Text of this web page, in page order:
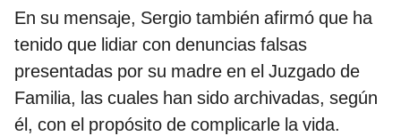
En su mensaje, Sergio también afirmó que ha
tenido que lidiar con denuncias falsas
presentadas por su madre en el Juzgado de
Familia, las cuales han sido archivadas, según
él, con el propósito de complicarle la vida.